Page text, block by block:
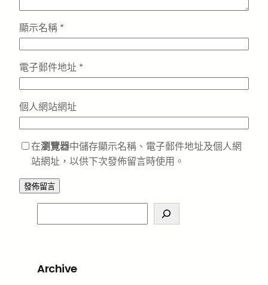
顯示名稱 *
電子郵件地址 *
個人網站網址
在瀏覽器中儲存顯示名稱、電子郵件地址及個人網
站網址，以供下次發佈留言時使用。
e
c
Archive